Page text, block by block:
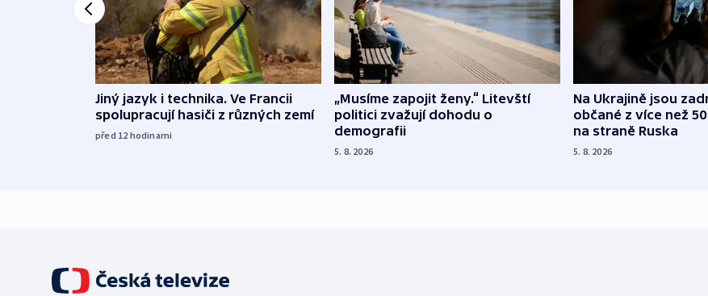
Jiný jazyk i technika. Ve Francii
spolupracují hasiči z různých zemí
před 12 hodinami
„Musíme zapojit ženy.“ Litevští
politici zvažují dohodu o
demografii
5. 8. 2026
Na Ukrajině jsou
občané z více než
na straně Ruska
5. 8. 2026